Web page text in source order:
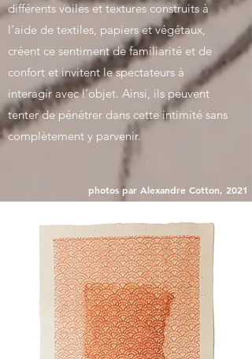
différents voiles et textures construits à
l’aide de textiles, papiers et végétaux,
créent ce sentiment de familiarité et de
confort et invitent le spectateurs à
interagir avec l’objet. Ainsi, ils peuvent
tenter de pénétrer dans cette intimité sans
complètement y parvenir.
photos par Alexandre Cotton, 2021